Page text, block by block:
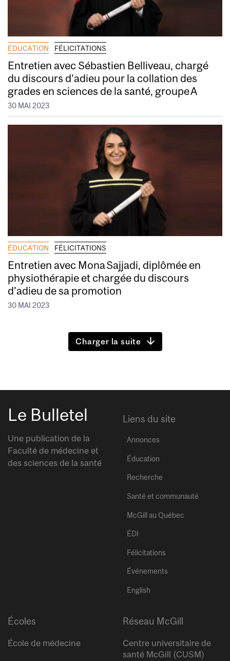
ÉDUCATION FÉLICITATIONS
Entretien avec Sébastien Belliveau, chargé
du discours d’adieu pour la collation des
grades en sciences de la santé, groupe A
30 MAI 2023
ÉDUCATION FÉLICITATIONS
Entretien avec Mona Sajjadi, diplômée en
physiothérapie et chargée du discours
d’adieu de sa promotion
30 MAI 2023
Charger la suite
Le Bulletel
Une publication de la
Faculté de médecine et
des sciences de la santé
Liens du site
Annonces
Éducation
Recherche
Santé et communauté
McGill au Québec
ÉDI
Félicitations
Événements
English
Écoles
École de médecine
Réseau McGill
Centre universitaire de
santé McGill (CUSM)